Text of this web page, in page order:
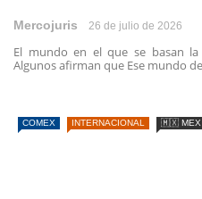
Mercojuris 26 de julio de 2026
El mundo en el que se basan
Algunos afirman que Ese mundo
COMEX INTERNACIONAL 🇲🇽 MEX